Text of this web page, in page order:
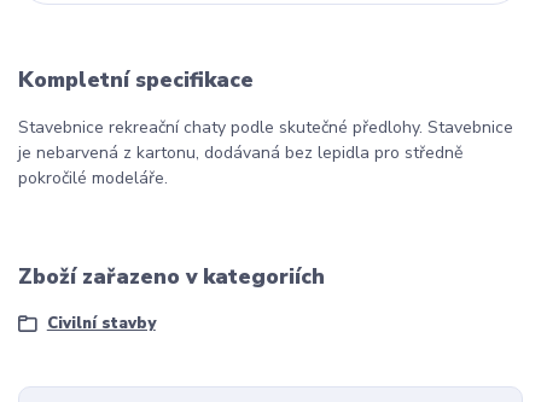
Kompletní specifikace
Stavebnice rekreační chaty podle skutečné předlohy. Stavebnice
je nebarvená z kartonu, dodávaná bez lepidla pro středně
pokročilé modeláře.
Zboží zařazeno v kategoriích
Civilní stavby